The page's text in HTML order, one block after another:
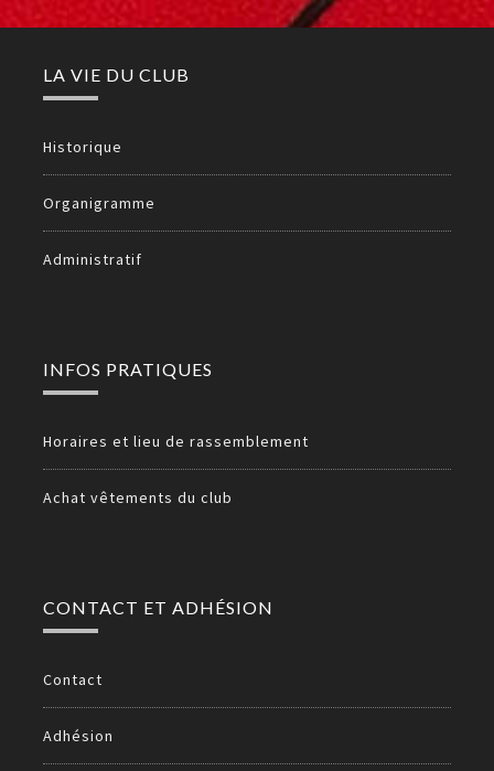
LA VIE DU CLUB
Historique
Organigramme
Administratif
INFOS PRATIQUES
Horaires et lieu de rassemblement
Achat vêtements du club
CONTACT ET ADHÉSION
Contact
Adhésion